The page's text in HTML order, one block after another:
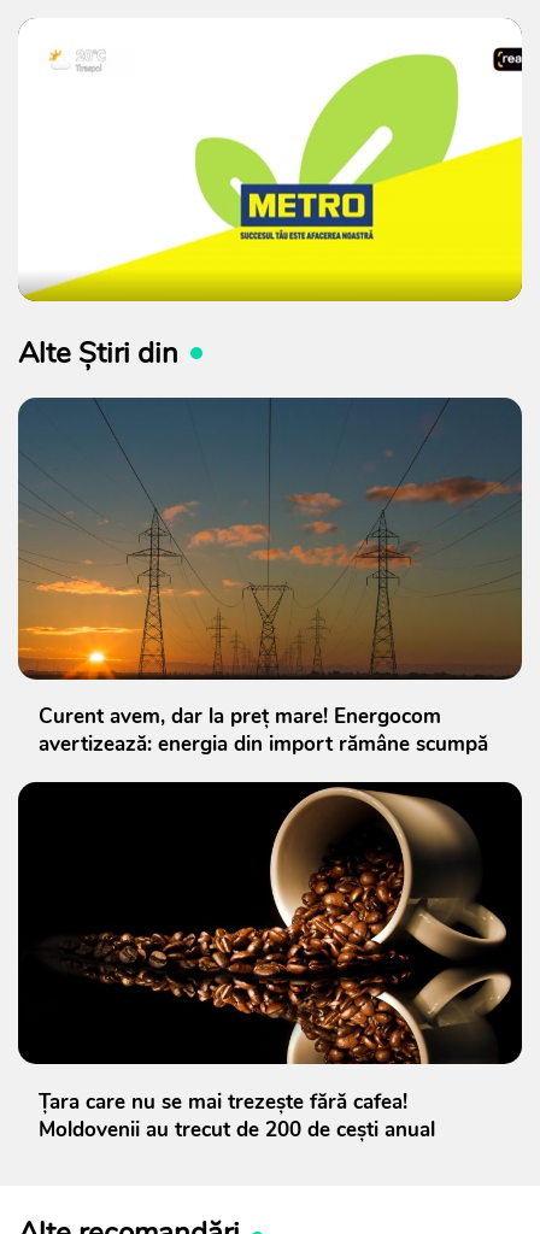
Alte Știri din
Curent avem, dar la preț mare! Energocom
avertizează: energia din import rămâne scumpă
Țara care nu se mai trezește fără cafea!
Moldovenii au trecut de 200 de cești anual